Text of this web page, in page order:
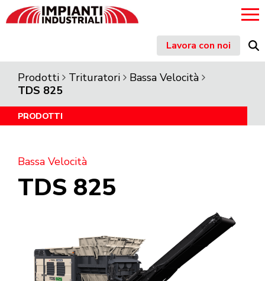
content
Lavora con noi
Prodotti Trituratori
Bassa Velocità
TDS 825
PRODOTTI
Bassa Velocità
TDS 825